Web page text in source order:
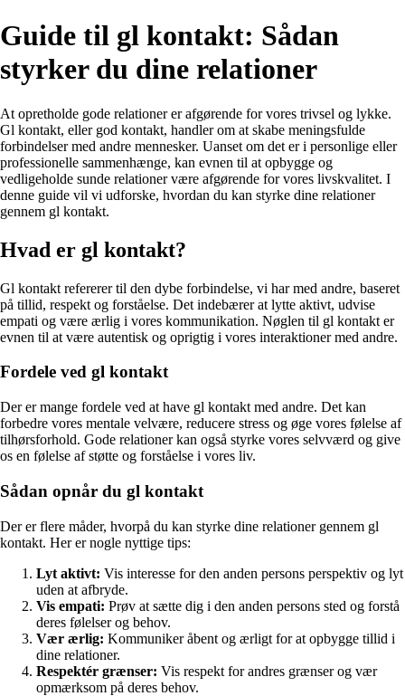
Guide til gl kontakt: Sådan
styrker du dine relationer
At opretholde gode relationer er afgørende for vores trivsel og lykke.
Gl kontakt, eller god kontakt, handler om at skabe meningsfulde
forbindelser med andre mennesker. Uanset om det er i personlige eller
professionelle sammenhænge, kan evnen til at opbygge og
vedligeholde sunde relationer være afgørende for vores livskvalitet. I
denne guide vil vi udforske, hvordan du kan styrke dine relationer
gennem gl kontakt.
Hvad er gl kontakt?
Gl kontakt refererer til den dybe forbindelse, vi har med andre, baseret
på tillid, respekt og forståelse. Det indebærer at lytte aktivt, udvise
empati og være ærlig i vores kommunikation. Nøglen til gl kontakt er
evnen til at være autentisk og oprigtig i vores interaktioner med andre.
Fordele ved gl kontakt
Der er mange fordele ved at have gl kontakt med andre. Det kan
forbedre vores mentale velvære, reducere stress og øge vores følelse af
tilhørsforhold. Gode relationer kan også styrke vores selvværd og give
os en følelse af støtte og forståelse i vores liv.
Sådan opnår du gl kontakt
Der er flere måder, hvorpå du kan styrke dine relationer gennem gl
kontakt. Her er nogle nyttige tips:
Lyt aktivt: Vis interesse for den anden persons perspektiv og lyt
uden at afbryde.
Vis empati: Prøv at sætte dig i den anden persons sted og forstå
deres følelser og behov.
Vær ærlig: Kommuniker åbent og ærligt for at opbygge tillid i
dine relationer.
Respektér grænser: Vis respekt for andres grænser og vær
opmærksom på deres behov.